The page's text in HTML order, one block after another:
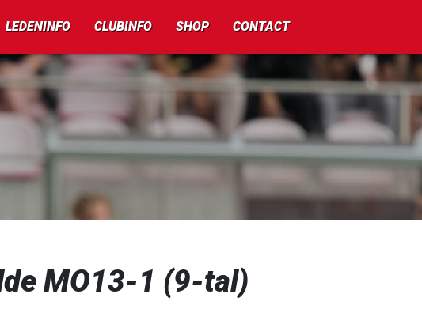
LEDENINFO CLUBINFO SHOP CONTACT
MO13-1 (9-tal)